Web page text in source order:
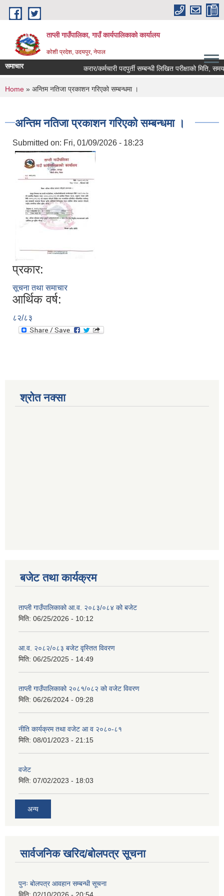
Skip to main content
ताप्ली गाउँपालिका, गाउँ कार्यपालिकाको कार्यालय
कोशी प्रदेश, उदयपुर, नेपाल
समाचार करार/कर्मचारी पदपुर्ती सम्बन्धी लिखित परीक्षाको मिति, समय
You are here
Home » अन्तिम नतिजा प्रकाशन गरिएको सम्बन्धमा ।
अन्तिम नतिजा प्रकाशन गरिएको सम्बन्धमा ।
Submitted on: Fri, 01/09/2026 - 18:23
प्रकार:
सूचना तथा समाचार
आर्थिक वर्ष:
८२/८३
श्रोत नक्सा
बजेट तथा कार्यक्रम
ताप्ली गाउँपालिकाको आ.व. २०८३/०८४ को बजेट
मिति: 06/25/2026 - 10:12
आ.व. २०८२/०८३ बजेट वृस्तित विवरण
मिति: 06/25/2025 - 14:49
ताप्ली गाउँपालिकाको २०८१/०८२ को वजेट विवरण
मिति: 06/26/2024 - 09:28
नीति कार्यक्रम तथा वजेट आ व २०८०-८१
मिति: 08/01/2023 - 21:15
वजेट
मिति: 07/02/2023 - 18:03
अन्य
सार्वजनिक खरिद/बोलपत्र सूचना
पुनः बोलपत्र आवहान सम्बन्धी सूचना